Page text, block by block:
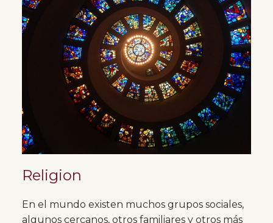
Religion
En el mundo existen muchos grupos sociales,
algunos cercanos, otros familiares y otros más